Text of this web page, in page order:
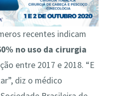
recentes indicam
no uso da cirurgia
entre 2017 e 2018. “E
diz o médico